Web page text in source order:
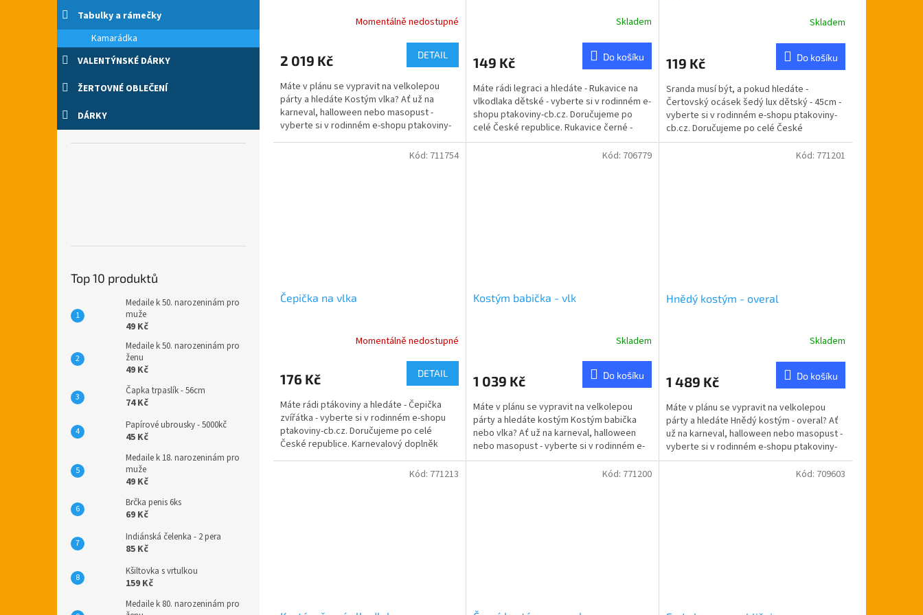
Tabulky a rámečky
Kamarádka
VALENTÝNSKÉ DÁRKY
ŽERTOVNÉ OBLEČENÍ
DÁRKY
Top 10 produktů
Medaile k 50. narozeninám pro
muže
49 Kč
Medaile k 50. narozeninám pro
ženu
49 Kč
Čapka trpaslík - 56cm
74 Kč
Papírové ubrousky - 5000kč
45 Kč
Medaile k 18. narozeninám pro
muže
49 Kč
Brčka penis 6ks
69 Kč
Indiánská čelenka - 2 pera
85 Kč
Kšiltovka s vrtulkou
159 Kč
Medaile k 80. narozeninám pro
je
z
5
hvězdiček.
Momentálně nedostupné
2 019 Kč DETAIL
Máte v plánu se vypravit na velkolepou
párty a hledáte Kostým vlka? Ať už na
karneval, halloween nebo masopust -
vyberte si v rodinném e-shopu ptakoviny-
Skladem
149 Kč Do košíku
Máte rádi legraci a hledáte - Rukavice na
vlkodlaka dětské - vyberte si v rodinném e-
shopu ptakoviny-cb.cz. Doručujeme po
celé České republice. Rukavice černé -
100% polyester....
je
z
5
hvězdiček.
Skladem
119 Kč Do košíku
Sranda musí být, a pokud hledáte -
Čertovský ocásek šedý lux dětský - 45cm -
vyberte si v rodinném e-shopu ptakoviny-
cb.cz. Doručujeme po celé České
republice. Ocas dětský...
Čepička na vlka
je
z
5
hvězdiček.
Momentálně nedostupné
176 Kč DETAIL
Máte rádi ptákoviny a hledáte - Čepička
zvířátka - vyberte si v rodinném e-shopu
ptakoviny-cb.cz. Doručujeme po celé
České republice. Karnevalový doplněk
čepička na vlka. Tato...
Kód: 711754
Kostým babička - vlk
Skladem
1 039 Kč Do košíku
Máte v plánu se vypravit na velkolepou
párty a hledáte kostým Kostým babička
nebo vlka? Ať už na karneval, halloween
nebo masopust - vyberte si v rodinném e-
shopu...
Kód: 706779
Hnědý kostým - overal
je
z
5
hvězdiček.
Skladem
1 489 Kč Do košíku
Máte v plánu se vypravit na velkolepou
párty a hledáte Hnědý kostým - overal? Ať
už na karneval, halloween nebo masopust -
vyberte si v rodinném e-shopu ptakoviny-
cb.cz....
Kód: 771201
Kód: 771213 Kód: 771200 Kód: 709603